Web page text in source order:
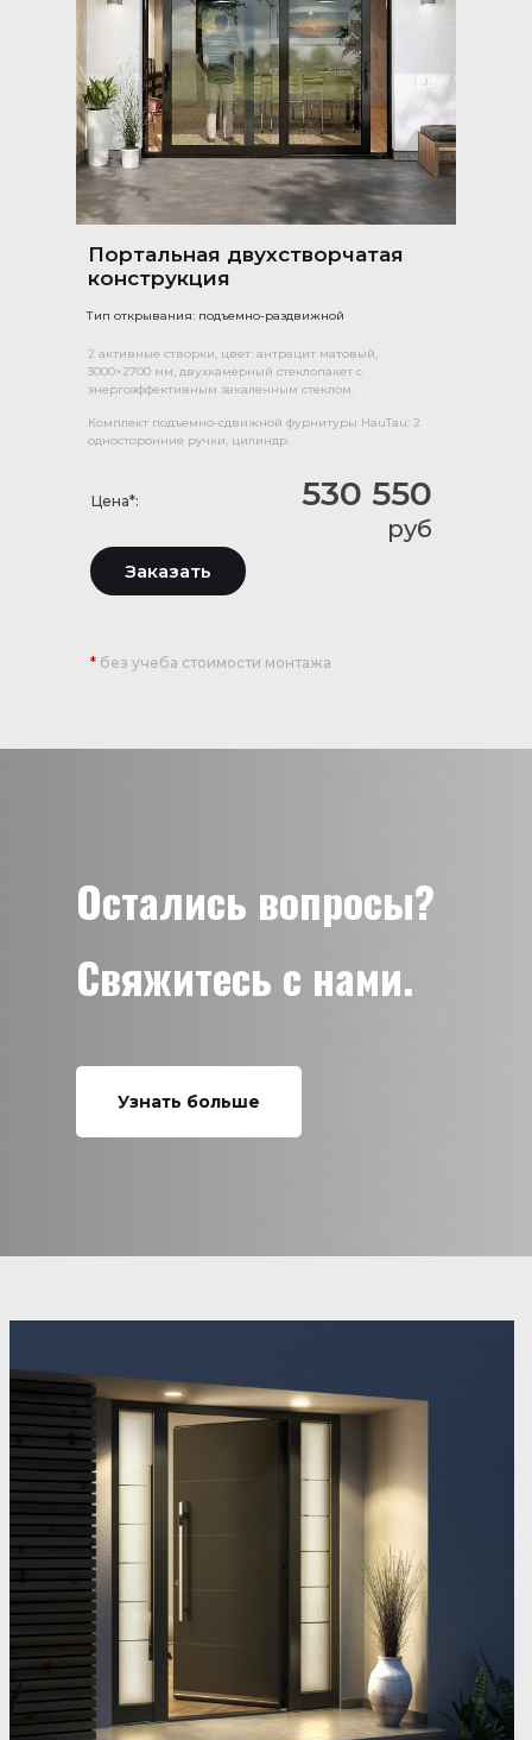
530 550
руб
Портальная двухстворчатая
конструкция
Тип открывания: подъемно-раздвижной
2 активные створки, цвет: антрацит матовый,
3000×2700 мм, двухкамерный стеклопакет с
энергоэффективным закаленным стеклом.
Комплект подъемно-сдвижной фурнитуры HauTau: 2
односторонние ручки, цилиндр.
Цена*:
Заказать
* без учеба стоимости монтажа
Остались вопросы?
Свяжитесь с нами.
Узнать больше